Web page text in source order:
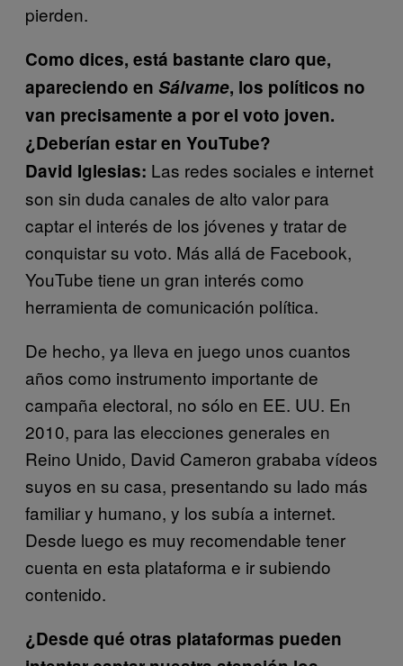
pierden.
Como dices, está bastante claro que,
apareciendo en Sálvame, los políticos no
van precisamente a por el voto joven.
¿Deberían estar en YouTube?
David Iglesias: Las redes sociales e internet
son sin duda canales de alto valor para
captar el interés de los jóvenes y tratar de
conquistar su voto. Más allá de Facebook,
YouTube tiene un gran interés como
herramienta de comunicación política.
De hecho, ya lleva en juego unos cuantos
años como instrumento importante de
campaña electoral, no sólo en EE. UU. En
2010, para las elecciones generales en
Reino Unido, David Cameron grababa vídeos
suyos en su casa, presentando su lado más
familiar y humano, y los subía a internet.
Desde luego es muy recomendable tener
cuenta en esta plataforma e ir subiendo
contenido.
¿Desde qué otras plataformas pueden